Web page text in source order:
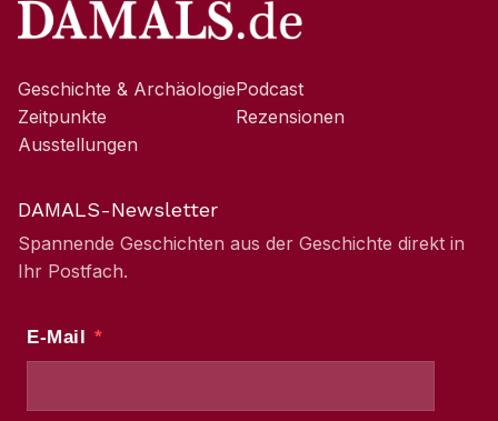
Geschichte & Archäologie
Zeitpunkte
Ausstellungen
Podcast
Rezensionen
DAMALS-Newsletter
Spannende Geschichten aus der Geschichte direkt in
Ihr Postfach.